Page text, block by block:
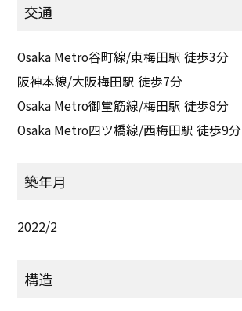
交通
Osaka Metro谷町線/東梅田駅 徒歩3分
阪神本線/大阪梅田駅 徒歩7分
Osaka Metro御堂筋線/梅田駅 徒歩8分
Osaka Metro四ツ橋線/西梅田駅 徒歩9分
築年月
2022/2
構造